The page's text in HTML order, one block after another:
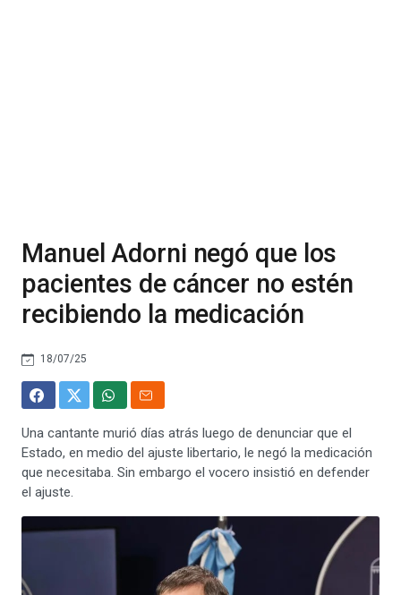
Manuel Adorni negó que los
pacientes de cáncer no estén
recibiendo la medicación
18/07/25
Una cantante murió días atrás luego de denunciar que el
Estado, en medio del ajuste libertario, le negó la medicación
que necesitaba. Sin embargo el vocero insistió en defender
el ajuste.